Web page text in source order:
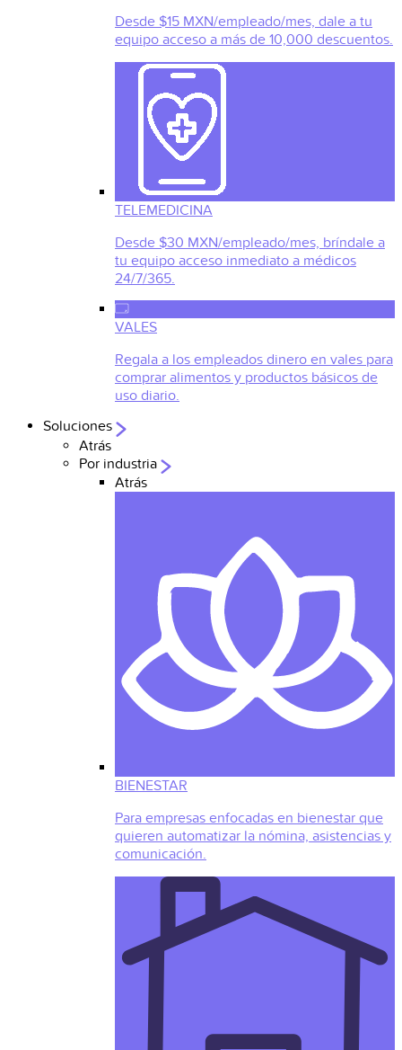
Desde $15 MXN/empleado/mes, dale a tu
equipo acceso a más de 10,000 descuentos.
TELEMEDICINA
Desde $30 MXN/empleado/mes, bríndale a
tu equipo acceso inmediato a médicos
24/7/365.
VALES
Regala a los empleados dinero en vales para
comprar alimentos y productos básicos de
uso diario.
Soluciones
Atrás
Por industria
Atrás
BIENESTAR
Para empresas enfocadas en bienestar que
quieren automatizar la nómina, asistencias y
comunicación.